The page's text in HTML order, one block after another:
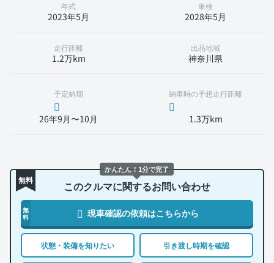
年式
2023年5月
車検
2028年5月
走行距離
1.2万km
出品地域
神奈川県
予定納期
26年9月〜10月
納車時の予想走行距離
1.3万km
無料 このクルマに関するお問い合わせ
無
料
現車確認の依頼はこちらから
状態・装備を知りたい 引き渡し時期を確認
かんたん！1分で完了